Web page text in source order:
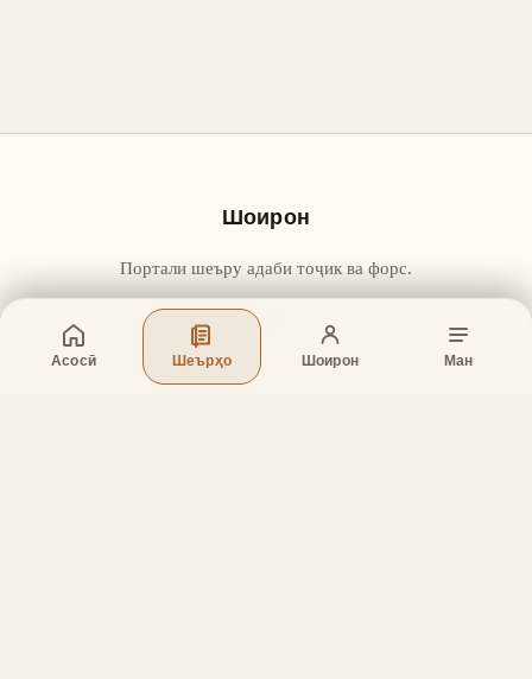
Асосӣ Шеърҳо Шоирон Ман
Шоирон
Портали шеъру адаби тоҷик ва форс.